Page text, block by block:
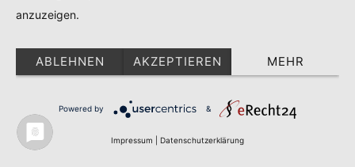
anzuzeigen.
ABLEHNEN AKZEPTIEREN MEHR
Powered by &
Impressum Datenschutzerklärung